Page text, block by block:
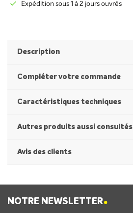
Expédition sous 1 à 2 jours ouvrés
Description
Compléter votre commande
Caractéristiques techniques
Autres produits aussi consultés
Avis des clients
NOTRE NEWSLETTER.